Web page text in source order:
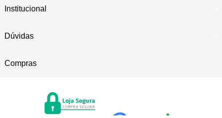
Institucional
Dúvidas
Compras